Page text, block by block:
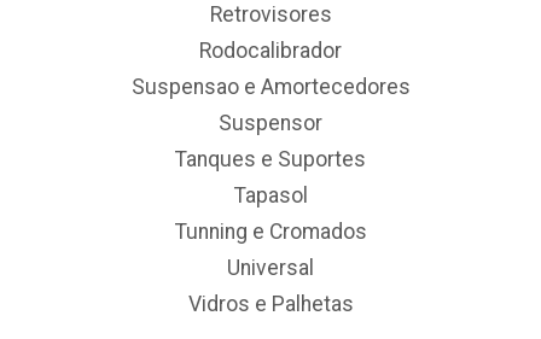
Retrovisores
Rodocalibrador
Suspensao e Amortecedores
Suspensor
Tanques e Suportes
Tapasol
Tunning e Cromados
Universal
Vidros e Palhetas